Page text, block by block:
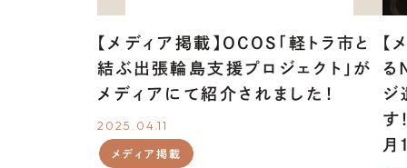
【メディア掲載】OCOS「軽トラ市と
結ぶ出張輪島支援プロジェクト」が
メディアにて紹介されました！
2025.04.11
メディア掲載
【
る
ジ
す
月